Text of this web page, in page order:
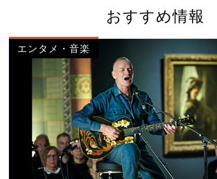
おすすめ情報
エンタメ・音楽